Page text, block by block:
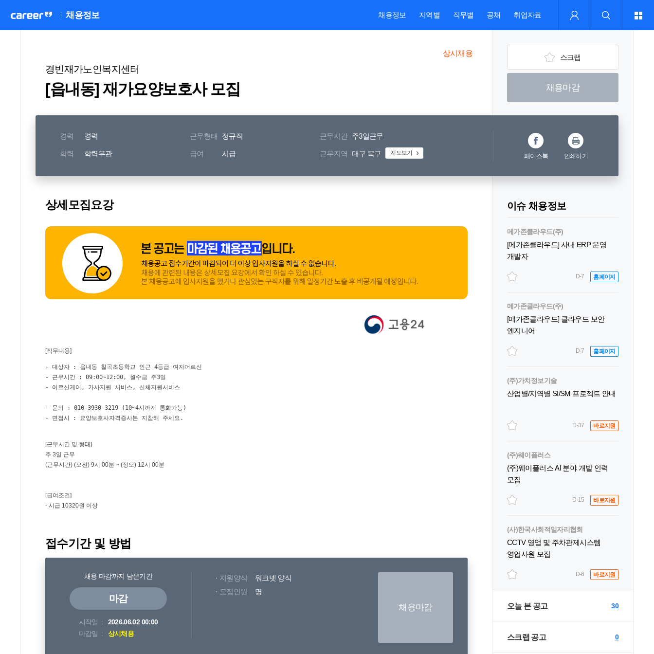
채용정보 채용정보 지역별 직무별 공채 취업자료
경빈재가노인복지센터
[읍내동] 재가요양보호사 모집
상시채용 스크랩
채용마감
경력 경력 근무형태 정규직 근무시간 주3일근무
학력 학력무관 급여 시급 근무지역 대구 북구 지도보기 페이스북 인쇄하기
상세모집요강
접수기간 및 방법
채용 마감까지 남은기간
마감
시작일
2026.06.02 00:00
마감일
상시채용
지원양식
워크넷 양식
모집인원
명
채용마감
이슈 채용정보
메가존클라우드(주)
[메가존클라우드] 사내 ERP 운영
개발자
D-7 홈페이지
메가존클라우드(주)
[메가존클라우드] 클라우드 보안
엔지니어
D-7 홈페이지
(주)가치정보기술
산업별/지역별 SI/SM 프로젝트 안내
D-37 바로지원
(주)웨이플러스
(주)웨이플러스 AI 분야 개발 인력
모집
D-15 바로지원
(사)한국사회적일자리협회
CCTV 영업 및 주차관제시스템
영업사원 모집
D-6 바로지원
오늘 본 공고 30
스크랩 공고 0